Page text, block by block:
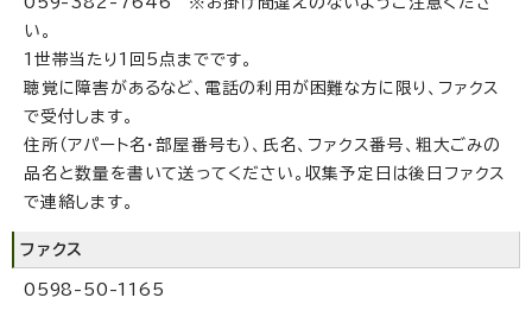
い。
1世帯当たり1回5点までです。
聴覚に障害があるなど、電話の利用が困難な方に限り、ファクス
で受付します。
住所（アパート名・部屋番号も）、氏名、ファクス番号、粗大ごみの
品名と数量を書いて送ってください。収集予定日は後日ファクス
で連絡します。
ファクス
0598-50-1165